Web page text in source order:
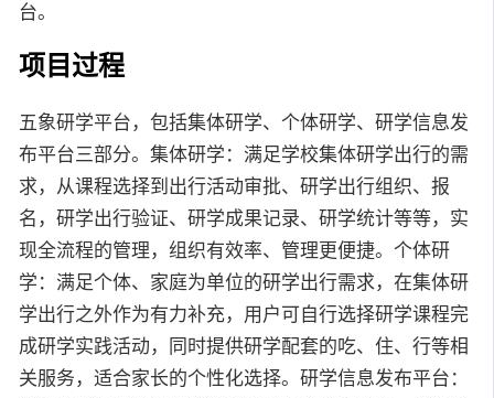
台。
项目过程
五象研学平台，包括集体研学、个体研学、研学信息发
布平台三部分。集体研学：满足学校集体研学出行的需
求，从课程选择到出行活动审批、研学出行组织、报
名，研学出行验证、研学成果记录、研学统计等等，实
现全流程的管理，组织有效率、管理更便捷。个体研
学：满足个体、家庭为单位的研学出行需求，在集体研
学出行之外作为有力补充，用户可自行选择研学课程完
成研学实践活动，同时提供研学配套的吃、住、行等相
关服务，适合家长的个性化选择。研学信息发布平台：